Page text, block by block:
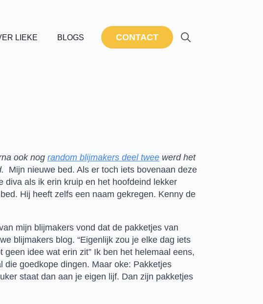
LIEKE BLOGS
CONTACT
ook nog random blijmakers deel twee werd het
Mijn nieuwe bed. Als er toch iets bovenaan deze
diva als ik erin kruip en het hoofdeind lekker
Hij heeft zelfs een naam gekregen. Kenny de
mijn blijmakers vond dat de pakketjes van
blijmakers blog. “Eigenlijk zou je elke dag iets
geen idee wat erin zit” Ik ben het helemaal eens,
goedkope dingen. Maar oke: Pakketjes
staat dan aan je eigen lijf. Dan zijn pakketjes